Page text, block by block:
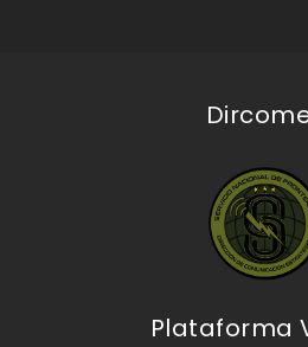
Plataforma